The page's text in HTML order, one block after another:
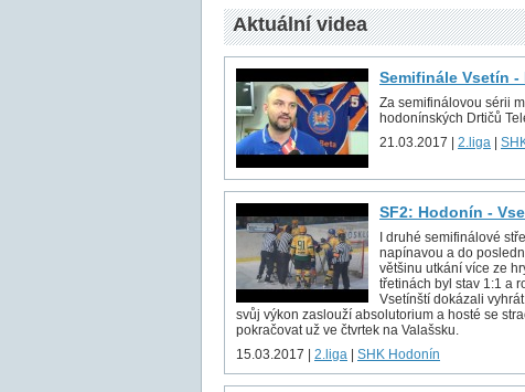
Aktuální videa
Semifinále Vsetín
Za semifinálovou sérii
hodonínských Drtičů
21.03.2017 | 2.liga
SF2: Hodonín -
I druhé semifinálové
napínavou a do
většinu utkání více ze
třetinách byl stav 1:1 a
Vsetínští dokázali
svůj výkon zaslouží absolutorium a hosté se
pokračovat už ve čtvrtek na Valašsku.
15.03.2017 | 2.liga SHK Hodonín